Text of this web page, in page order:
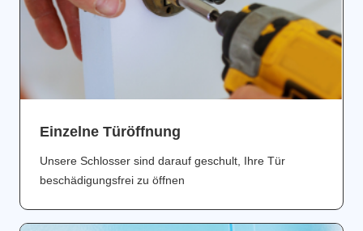
Einzelne Türöffnung
Unsere Schlosser sind darauf geschult, Ihre Tür
beschädigungsfrei zu öffnen